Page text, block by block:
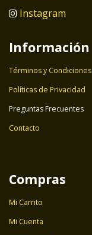
Instagram
Información
Términos y Condiciones
Políticas de Privacidad
Preguntas Frecuentes
Contacto
Compras
Mi Carrito
Mi Cuenta